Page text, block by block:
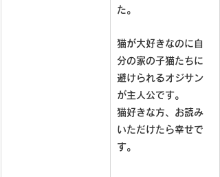
た。
猫が大好きなのに自
分の家の子猫たちに
避けられるオジサン
が主人公です。
猫好きな方、お読み
いただけたら幸せで
す。